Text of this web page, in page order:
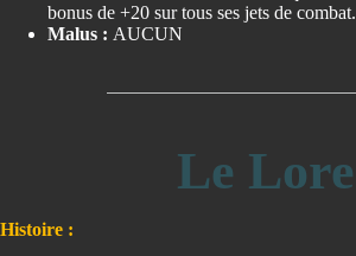
bonus de +20 sur tous ses jets de combat.
Malus : AUCUN
Le Lore
Histoire :